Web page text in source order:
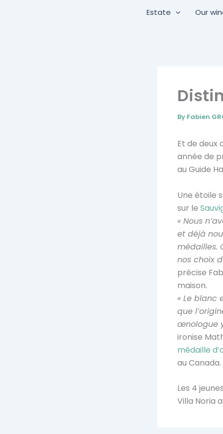
Estate Our
By Fabien
Et de deux
année de
au Guide
Une étoile
sur le
« Nous
et déjà
médailles.
nos choix
précise
maison.
« Le blanc
que
œnologue
ironise
médaille
au Canada.
Les 4
Villa Noria